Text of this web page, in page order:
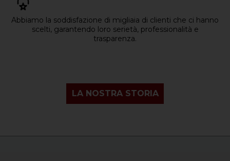
Abbiamo la soddisfazione di migliaia di clienti che ci hanno
scelti, garantendo loro serietà, professionalità e
trasparenza.
LA NOSTRA STORIA